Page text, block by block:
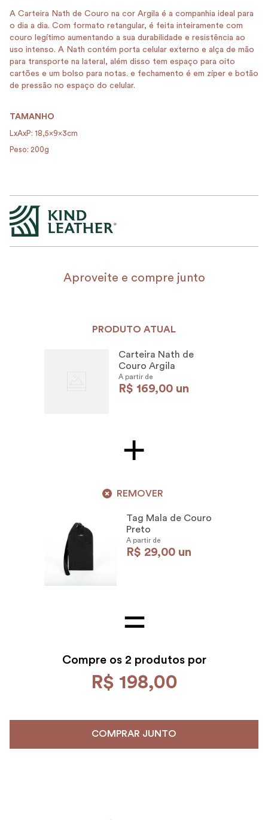
A Carteira Nath de Couro na cor Argila é a companhia ideal para
o dia a dia. Com formato retangular, é feita inteiramente com
couro legítimo aumentando a sua durabilidade e resistência ao
uso intenso. A Nath contém porta celular externo e alça de mão
para transporte na lateral, além disso tem espaço para oito
cartões e um bolso para notas. e fechamento é em zíper e botão
de pressão no espaço do celular.
TAMANHO
LxAxP: 18,5x9x3cm
Peso: 200g
Aproveite e compre junto
PRODUTO ATUAL
Carteira Nath de
Couro Argila
A partir de
R$ 169,00 un
REMOVER
Tag Mala de Couro
Preto
A partir de
R$ 29,00 un
Compre os 2 produtos por
R$ 198,00
COMPRAR JUNTO